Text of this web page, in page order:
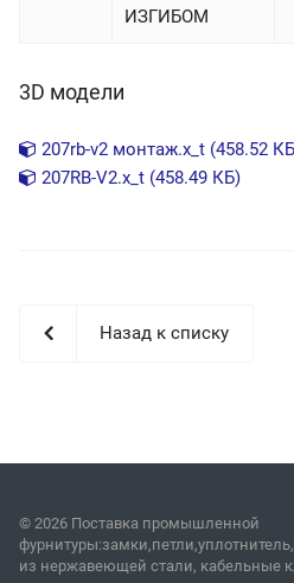
ИЗГИБОМ
3D модели
207rb-v2 монтаж.x_t (458.52
207RB-V2.x_t (458.49 КБ)
Назад к списку
© 2026 Поставка промышленной
из нержавеющей стали, кабельные